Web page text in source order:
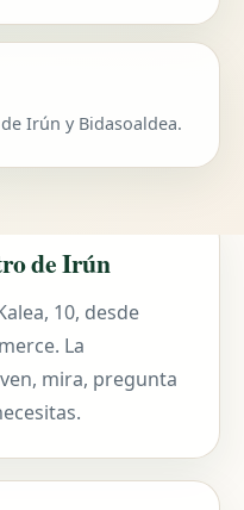
Irún y Bidasoaldea.
de Irún
10, desde
La
mira, pregunta